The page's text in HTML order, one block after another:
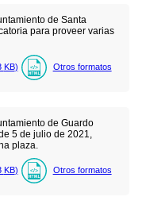
de Santa
para proveer varias
KB) Otros formatos
de Guardo
5 de julio de 2021,
plaza.
KB) Otros formatos